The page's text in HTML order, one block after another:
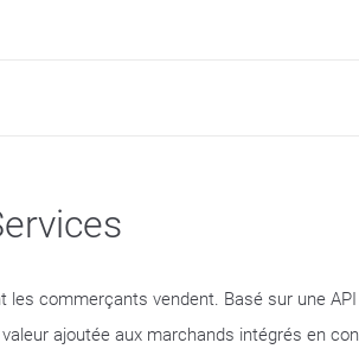
les commerçants vendent. Basé sur une
ajoutée aux marchands intégrés en